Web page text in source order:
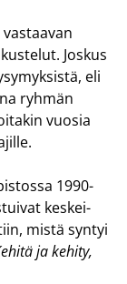
Jos­kus
eli
ryh­män
vuo­sia
1990-​
kes­kei­
mistä syn­tyi
ja ke­hi­ty,